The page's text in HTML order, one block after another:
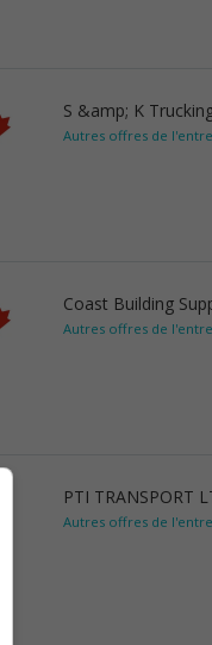
S &amp; K
Autres offres de
Coast Building
Autres offres de
PTI TRANSPORT
Autres offres de